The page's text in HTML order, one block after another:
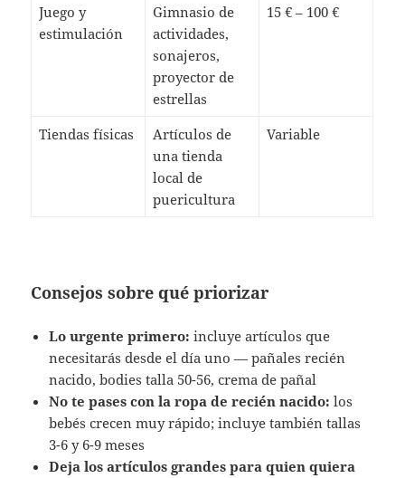
Juego y
estimulación
Gimnasio de
actividades,
sonajeros,
proyector de
estrellas
15 € – 100 €
Tiendas físicas
Artículos de
una tienda
local de
puericultura
Variable
Consejos sobre qué priorizar
Lo urgente primero: incluye artículos que
necesitarás desde el día uno — pañales recién
nacido, bodies talla 50-56, crema de pañal
No te pases con la ropa de recién nacido: los
bebés crecen muy rápido; incluye también tallas
3-6 y 6-9 meses
Deja los artículos grandes para quien quiera